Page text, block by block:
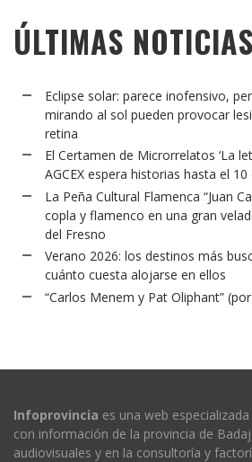
ÚLTIMAS NOTICIAS
Eclipse solar: parece inofensivo,
mirando al sol pueden provocar
retina
El Certamen de Microrrelatos ‘La
AGCEX espera historias hasta el
La Peña Cultural Flamenca “Juan
copla y flamenco en una gran
del Fresno
Verano 2026: los destinos más
cuánto cuesta alojarse en ellos
“Carlos Menem y Pat Oliphant”
Infoprovincia es una web
con información de la provincia de
audiovisuales y en la consultoría y